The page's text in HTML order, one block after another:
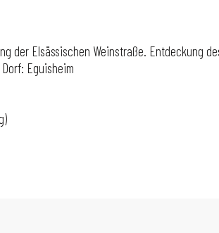
der Elsässischen Weinstraße. Entdeckung
Eguisheim